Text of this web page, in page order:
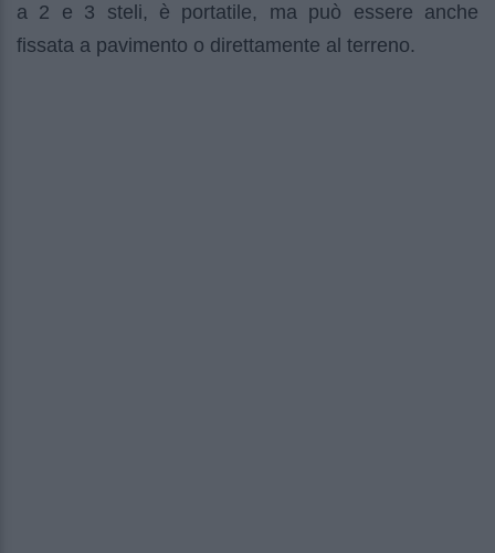
a 2 e 3 steli, è portatile, ma può essere anche
fissata a pavimento o direttamente al terreno.